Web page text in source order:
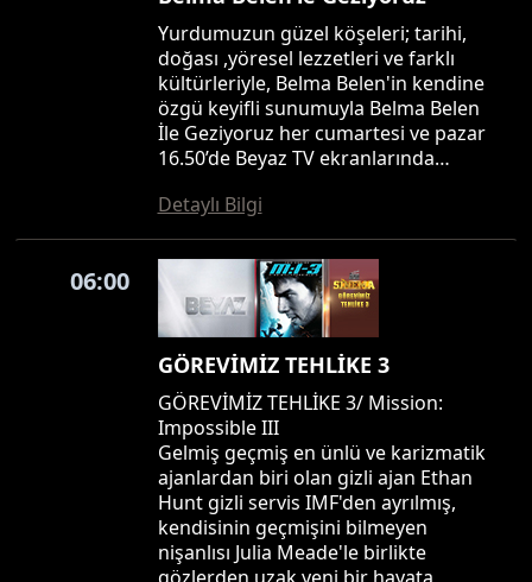
Yurdumuzun güzel köşeleri; tarihi,
doğası ,yöresel lezzetleri ve farklı
kültürleriyle, Belma Belen'in kendine
özgü keyifli sunumuyla Belma Belen
İle Geziyoruz her cumartesi ve pazar
16.50’de Beyaz TV ekranlarında…
Detaylı Bilgi
06:00
GÖREVİMİZ TEHLİKE 3
GÖREVİMİZ TEHLİKE 3/ Mission:
Impossible III
Gelmiş geçmiş en ünlü ve karizmatik
ajanlardan biri olan gizli ajan Ethan
Hunt gizli servis IMF'den ayrılmış,
kendisinin geçmişini bilmeyen
nişanlısı Julia Meade'le birlikte